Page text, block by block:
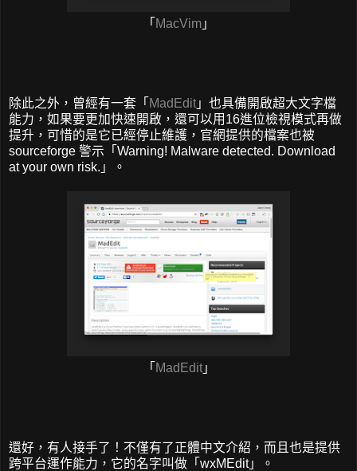
「 MacVim 」
除此之外，曾經有一套「 MadEdit 」也具備開啟超大文字檔
能力，如果要更加快速開啟，還可以用16進位檢視模式再做
提升，可惜的是它已經停止維護，官網提供的檔案也被
sourceforge 警示「Warning! Malware detected. Download
at your own risk.」。
「 MadEdit」
還好，有人接手了！不僅有了正體中文介紹，而且也是提供
跨平台運作能力，它的名字叫做「wxMEdit」。